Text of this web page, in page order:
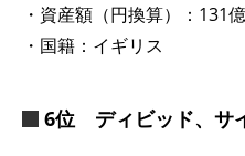
・資産額（円換算）：131
・国籍：イギリス
6位 ディビッド、サ